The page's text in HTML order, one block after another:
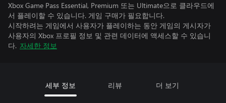
Xbox Game Pass Essential, Premium 또는 Ultimate으로 클라우드에
서 플레이할 수 있습니다. 게임 구매가 필요합니다.
시작하려는 게임에서 사용자가 플레이하는 동안 게임의 게시자가
사용자의 Xbox 프로필 정보 및 관련 데이터에 액세스할 수 있습니
다. 자세한 정보
세부 정보 리뷰 더 보기